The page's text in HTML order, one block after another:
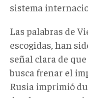
sistema
Las palabras de
escogidas, han
señal clara de
busca frenar el
Rusia imprimió